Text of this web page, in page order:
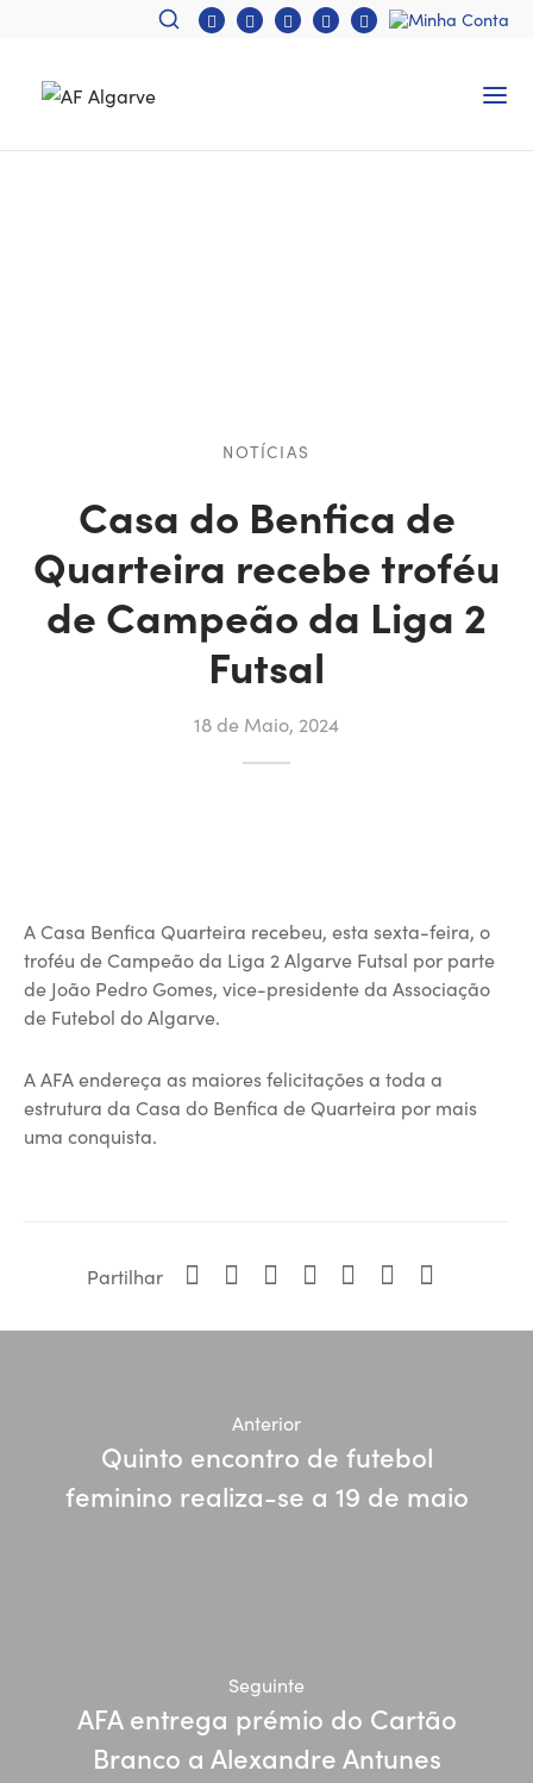
NOTÍCIAS
Casa do Benfica de
Quarteira recebe troféu
de Campeão da Liga 2
Futsal
18 de Maio, 2024
ACasa Benfica Quarteira recebeu, esta sexta-feira, o
troféu de Campeão da Liga 2 Algarve Futsal por parte
de João Pedro Gomes, vice-presidente da Associação
de Futebol do Algarve.
A AFA endereça as maiores felicitações a toda a
estrutura da Casa do Benfica de Quarteira por mais
uma conquista.
Partilhar
Anterior
Quinto encontro de futebol
feminino realiza-se a 19 de maio
Seguinte
AFA entrega prémio do Cartão
Branco a Alexandre Antunes